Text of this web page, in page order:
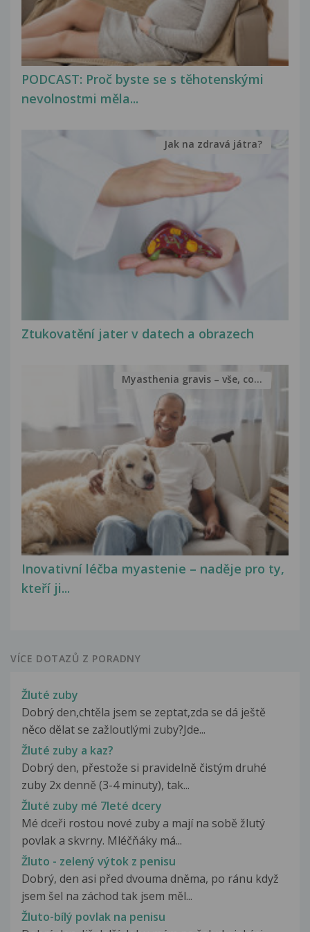
PODCAST: Proč byste se s těhotenskými
nevolnostmi měla...
Ztukovatění jater v datech a obrazech
Jak na zdravá játra?
Inovativní léčba myastenie – naděje pro ty,
kteří ji...
Myasthenia gravis – vše, co...
VÍCE DOTAZŮ Z PORADNY
Žluté zuby
Dobrý den,chtěla jsem se zeptat,zda se dá ještě
něco dělat se zažloutlými zuby?Jde...
Žluté zuby a kaz?
Dobrý den, přestože si pravidelně čistým druhé
zuby 2x denně (3-4 minuty), tak...
Žluté zuby mé 7leté dcery
Mé dceři rostou nové zuby a mají na sobě žlutý
povlak a skvrny. Mléčňáky má...
Žluto - zelený výtok z penisu
Dobrý, den asi před dvouma dněma, po ránu když
jsem šel na záchod tak jsem měl...
Žluto-bílý povlak na penisu